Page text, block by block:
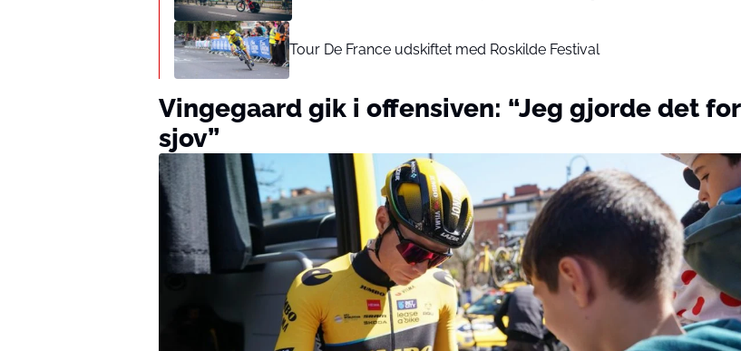
Tour De France udskiftet med Roskilde Festival
Vingegaard gik i offensiven: “Jeg gjorde det for
sjov”